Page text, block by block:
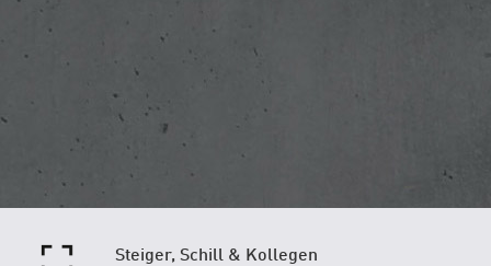
Steiger, Schill & Kollegen